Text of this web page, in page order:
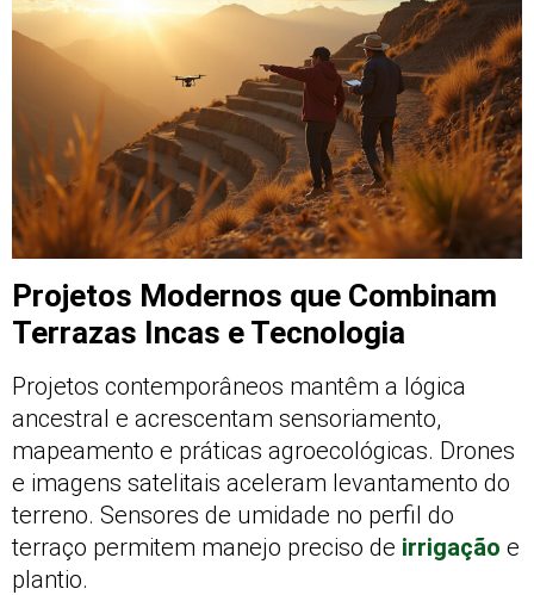
Projetos Modernos que Combinam
Terrazas Incas e Tecnologia
Projetos contemporâneos mantêm a lógica
ancestral e acrescentam sensoriamento,
mapeamento e práticas agroecológicas. Drones
e imagens satelitais aceleram levantamento do
terreno. Sensores de umidade no perfil do
terraço permitem manejo preciso de irrigação e
plantio.